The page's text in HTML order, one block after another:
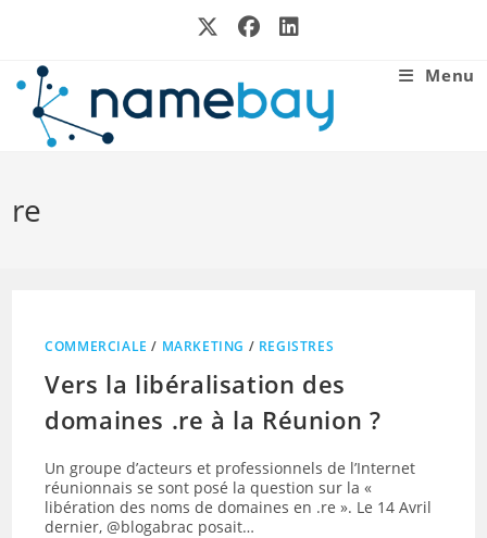
Menu
re
COMMERCIALE / MARKETING / REGISTRES
Vers la libéralisation des
domaines .re à la Réunion ?
Un groupe d’acteurs et professionnels de l’Internet
réunionnais se sont posé la question sur la «
libération des noms de domaines en .re ». Le 14 Avril
dernier, @blogabrac posait…